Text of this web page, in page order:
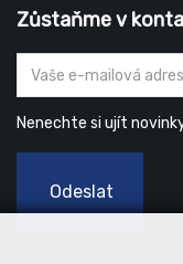
Zůstaňme v
Nenechte si ujít
Odeslat